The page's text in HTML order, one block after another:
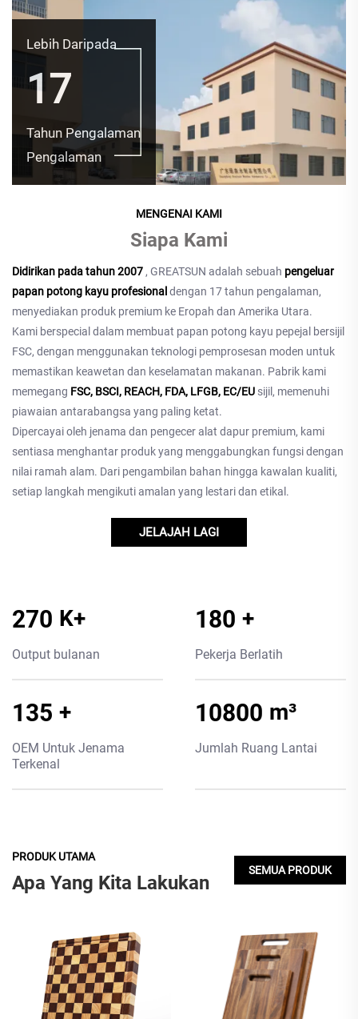
Lebih Daripada
17
Tahun Pengalaman
Pengalaman
MENGENAI KAMI
Siapa Kami
Didirikan pada tahun 2007 , GREATSUN adalah sebuah pengeluar
papan potong kayu profesional dengan 17 tahun pengalaman,
menyediakan produk premium ke Eropah dan Amerika Utara.
Kami berspecial dalam membuat papan potong kayu pepejal bersijil
FSC, dengan menggunakan teknologi pemprosesan moden untuk
memastikan keawetan dan keselamatan makanan. Pabrik kami
memegang FSC, BSCI, REACH, FDA, LFGB, EC/EU sijil, memenuhi
piawaian antarabangsa yang paling ketat.
Dipercayai oleh jenama dan pengecer alat dapur premium, kami
sentiasa menghantar produk yang menggabungkan fungsi dengan
nilai ramah alam. Dari pengambilan bahan hingga kawalan kualiti,
setiap langkah mengikuti amalan yang lestari dan etikal.
JELAJAH LAGI
300 K+
Output bulanan
200 +
Pekerja Berlatih
150 +
OEM Untuk Jenama
Terkenal
12000 m³
Jumlah Ruang Lantai
PRODUK UTAMA
Apa Yang Kita Lakukan
SEMUA PRODUK